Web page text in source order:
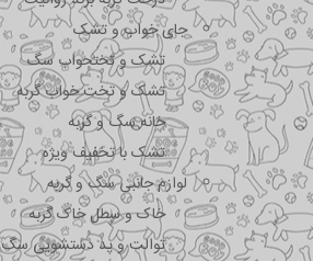
جای خواب و تشک
تشک و تختحواب سگ
تشک و تخت خواب گربه
خانه سگ و گربه
تشک با تخفیف ویژه
لوازم جانبی سگ و گربه
خاک و سطل خاک گربه
توالت و پد دستشویی سگ